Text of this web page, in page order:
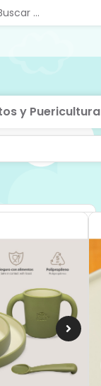
y Puericultura